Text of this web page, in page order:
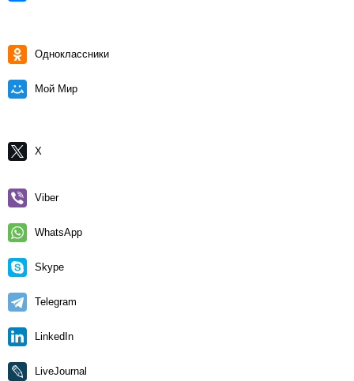
Одноклассники
Мой Мир
X
Viber
WhatsApp
Skype
Telegram
LinkedIn
LiveJournal